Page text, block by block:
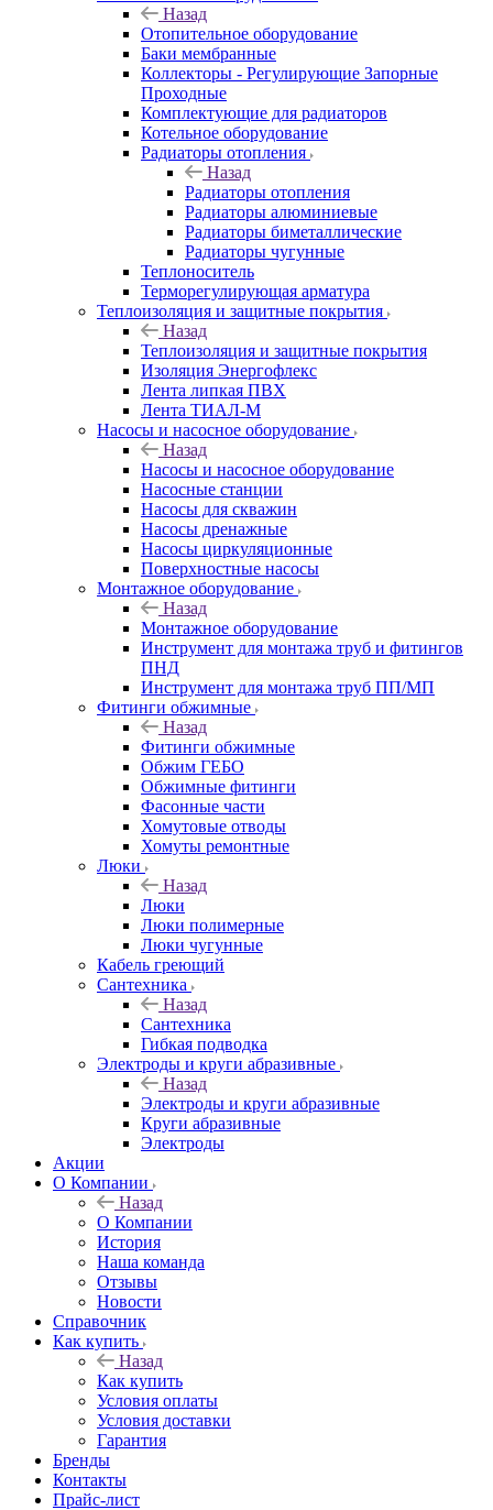
Назад
Отопительное оборудование
Баки мембранные
Коллекторы - Регулирующие Запорные
Проходные
Комплектующие для радиаторов
Котельное оборудование
Радиаторы отопления
Назад
Радиаторы отопления
Радиаторы алюминиевые
Радиаторы биметаллические
Радиаторы чугунные
Теплоноситель
Терморегулирующая арматура
Теплоизоляция и защитные покрытия
Назад
Теплоизоляция и защитные покрытия
Изоляция Энергофлекс
Лента липкая ПВХ
Лента ТИАЛ-М
Насосы и насосное оборудование
Назад
Насосы и насосное оборудование
Насосные станции
Насосы для скважин
Насосы дренажные
Насосы циркуляционные
Поверхностные насосы
Монтажное оборудование
Назад
Монтажное оборудование
Инструмент для монтажа труб и фитингов
ПНД
Инструмент для монтажа труб ПП/МП
Фитинги обжимные
Назад
Фитинги обжимные
Обжим ГЕБО
Обжимные фитинги
Фасонные части
Хомутовые отводы
Хомуты ремонтные
Люки
Назад
Люки
Люки полимерные
Люки чугунные
Кабель греющий
Сантехника
Назад
Сантехника
Гибкая подводка
Электроды и круги абразивные
Назад
Электроды и круги абразивные
Круги абразивные
Электроды
Акции
О Компании
Назад
О Компании
История
Наша команда
Отзывы
Новости
Справочник
Как купить
Назад
Как купить
Условия оплаты
Условия доставки
Гарантия
Бренды
Контакты
Прайс-лист